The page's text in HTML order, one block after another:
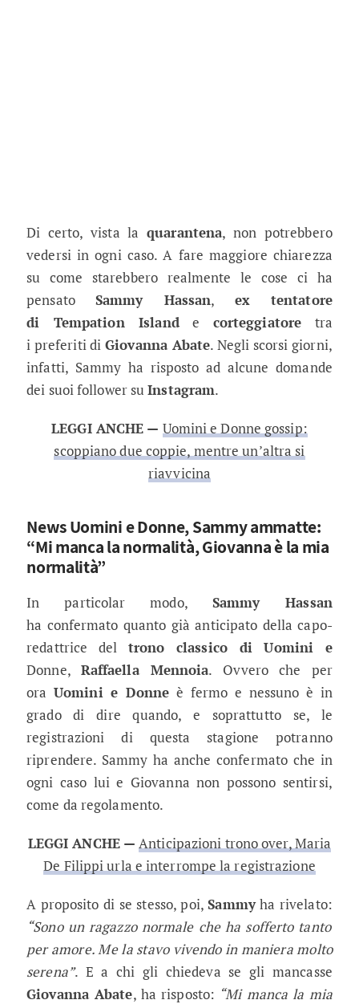
Di certo, vista laquarantena, non potrebbero
vedersi in ogni caso. A fare maggiore chiarezza
su come starebbero realmente le cose ci ha
pensato Sammy Hassan, ex tentatore
di Tempation Islande corteggiatore tra
i preferiti diGiovanna Abate. Negli scorsi giorni,
infatti, Sammy ha risposto ad alcune domande
dei suoi follower suInstagram.
LEGGI ANCHE — Uomini e Donne gossip:
scoppiano due coppie, mentre un’altra si
riavvicina
News Uomini e Donne, Sammy ammatte:
“Mi manca la normalità, Giovanna è la mia
normalità”
In particolar modo, Sammy Hassan
ha confermato quanto già anticipato della capo-
redattrice del trono classico di Uomini e
Donne, Raffaella Mennoia. Ovvero che per
oraUomini e Donne è fermo e nessuno è in
grado di dire quando, e soprattutto se, le
registrazioni di questa stagione potranno
riprendere. Sammy ha anche confermato che in
ogni caso lui e Giovanna non possono sentirsi,
come da regolamento.
LEGGI ANCHE —Anticipazioni trono over, Maria
De Filippi urla e interrompe la registrazione
A proposito di se stesso, poi,Sammyha rivelato:
“Sono un ragazzo normale che ha sofferto tanto
per amore. Me la stavo vivendo in maniera molto
serena”. E a chi gli chiedeva se gli mancasse
Giovanna Abate, ha risposto: “Mi manca la mia